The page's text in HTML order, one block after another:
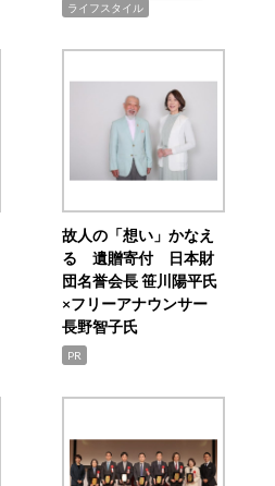
ライフスタイル
故人の「想い」かなえ
る 遺贈寄付 日本財
団名誉会長 笹川陽平氏
×フリーアナウンサー
長野智子氏
PR